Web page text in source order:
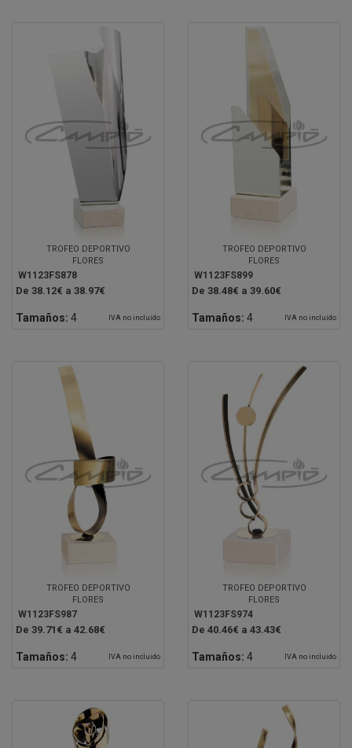
TROFEO DEPORTIVO
FLORES
W1123FS878
De 38.12€ a 38.97€
Tamaños: 4 IVA no incluido
TROFEO DEPORTIVO
FLORES
W1123FS899
De 38.48€ a 39.60€
Tamaños: 4 IVA no incluido
TROFEO DEPORTIVO
FLORES
W1123FS987
De 39.71€ a 42.68€
Tamaños: 4 IVA no incluido
TROFEO DEPORTIVO
FLORES
W1123FS974
De 40.46€ a 43.43€
Tamaños: 4 IVA no incluido